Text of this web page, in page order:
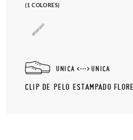
(1 COLORES)
UNICA UNICA
CLIP DE PELO ESTAMPADO